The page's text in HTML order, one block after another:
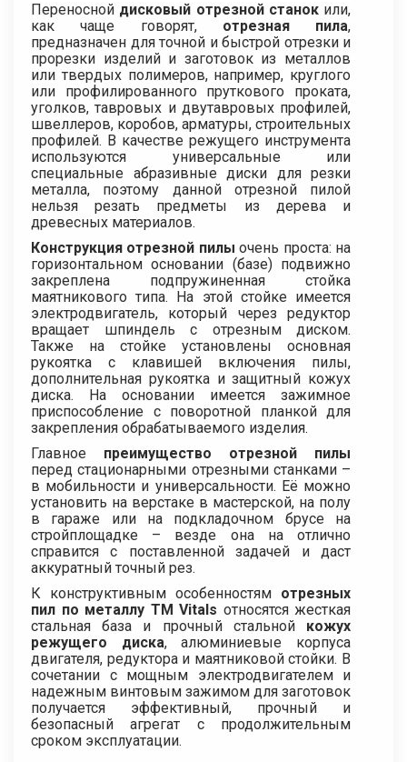
Переносной дисковый отрезной станокили,
как чаще говорят, отрезная пила,
предназначен для точной и быстрой отрезки и
прорезки изделий и заготовок из металлов
или твердых полимеров, например, круглого
или профилированного пруткового проката,
уголков, тавровых и двутавровых профилей,
швеллеров, коробов, арматуры, строительных
профилей. В качестве режущего инструмента
используются универсальные или
специальные абразивные диски для резки
металла, поэтому данной отрезной пилой
нельзя резать предметы из дерева и
древесных материалов.
Конструкция отрезной пилы очень проста: на
горизонтальном основании (базе) подвижно
закреплена подпружиненная стойка
маятникового типа. На этой стойке имеется
электродвигатель, который через редуктор
вращает шпиндель с отрезным диском.
Также на стойке установлены основная
рукоятка с клавишей включения пилы,
дополнительная рукоятка и защитный кожух
диска. На основании имеется зажимное
приспособление с поворотной планкой для
закрепления обрабатываемого изделия.
Главное преимущество отрезной пилы
перед стационарными отрезными станками –
в мобильности и универсальности. Её можно
установить на верстаке в мастерской, на полу
в гараже или на подкладочном брусе на
стройплощадке – везде она на отлично
справится с поставленной задачей и даст
аккуратный точный рез.
К конструктивным особенностям отрезных
пил по металлу ТМ Vitals относятся жесткая
стальная база и прочный стальной кожух
режущего диска, алюминиевые корпуса
двигателя, редуктора и маятниковой стойки. В
сочетании с мощным электродвигателем и
надежным винтовым зажимом для заготовок
получается эффективный, прочный и
безопасный агрегат с продолжительным
сроком эксплуатации.